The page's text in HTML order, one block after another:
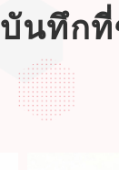
บันทึก